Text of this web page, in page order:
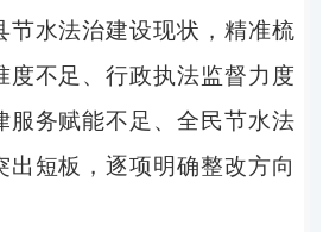
节水法治建设现状，精准梳
度不足、行政执法监督力度
服务赋能不足、全民节水法
出短板，逐项明确整改方向